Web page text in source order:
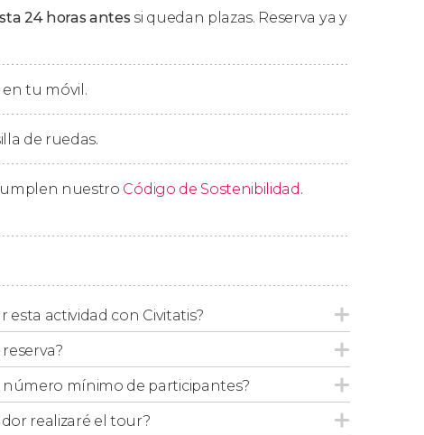
la llegada a vuestro hotel tendrá lugar 4
24 horas antes si quedan plazas. Reserva ya y
en tu móvil.
de ruedas.
nuestro Código de Sostenibilidad .
esta actividad con Civitatis?
número mínimo de participantes?
realizaré el tour?